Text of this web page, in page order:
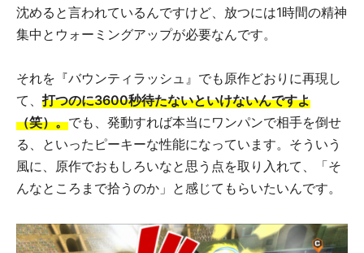
沈めると言われているんですけど、放つには1時間の精神
集中とウォーミングアップが必要なんです。
それを『バウンティラッシュ』でも原作どおりに再現し
て、打つのに3600秒待たないといけないんですよ
（笑）。でも、発動すれば本当にワンパンで相手を倒せ
る、といったピーキーな性能になっています。そういう
風に、原作でおもしろいなと思う点を取り入れて、「そ
んなところまで拾うのか」と感じてもらいたいんです。